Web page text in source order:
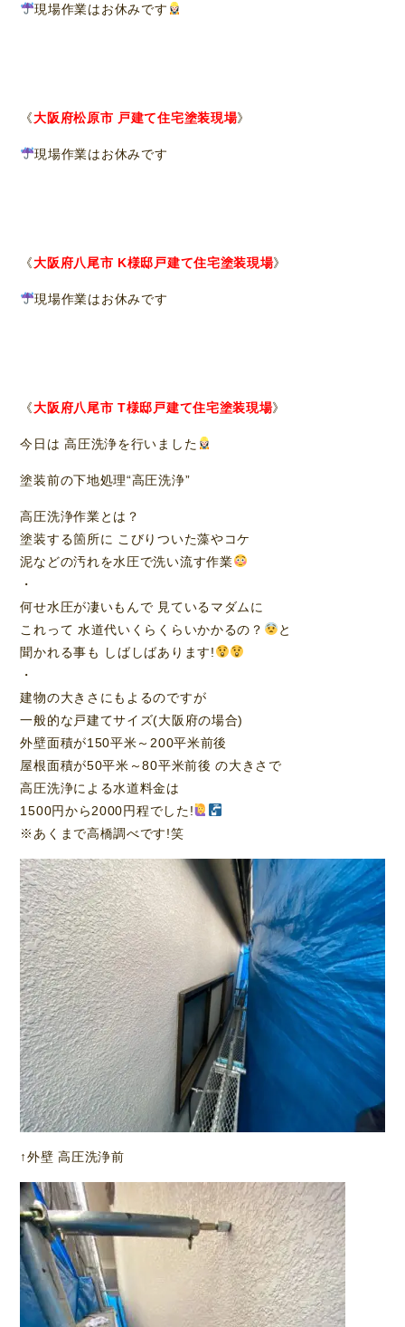
現場作業はお休みです
《大阪府松原市 戸建て住宅塗装現場》
現場作業はお休みです
《大阪府八尾市 K様邸戸建て住宅塗装現場》
現場作業はお休みです
《大阪府八尾市 T様邸戸建て住宅塗装現場》
今日は 高圧洗浄を行いました
塗装前の下地処理“高圧洗浄”
高圧洗浄作業とは？
塗装する箇所に こびりついた藻やコケ
泥などの汚れを水圧で洗い流す作業
・
何せ水圧が凄いもんで 見ているマダムに
これって 水道代いくらくらいかかるの？
と
聞かれる事も しばしばあります!
・
建物の大きさにもよるのですが
一般的な戸建てサイズ(大阪府の場合)
外壁面積が150平米～200平米前後
屋根面積が50平米～80平米前後 の大きさで
高圧洗浄による水道料金は
1500円から2000円程でした!
※あくまで高橋調べです!笑
↑外壁 高圧洗浄前